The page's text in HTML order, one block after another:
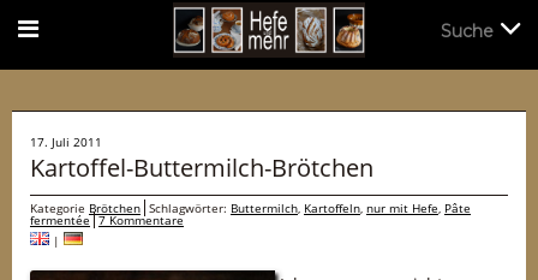
17. Juli 2011
Kartoffel-Buttermilch-Brötchen
Kategorie Brötchen Schlagwörter: Buttermilch, Kartoffeln, nur mit Hefe, Pâte
fermentée 7 Kommentare
|
Suche
Suche